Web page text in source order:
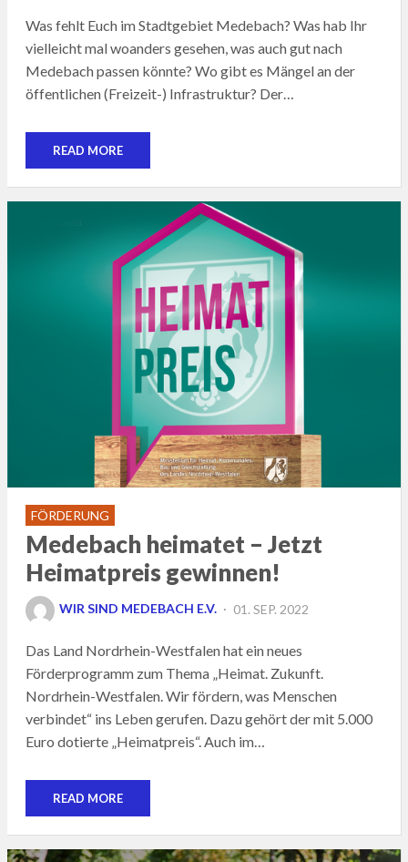
Was fehlt Euch im Stadtgebiet Medebach? Was hab Ihr
vielleicht mal woanders gesehen, was auch gut nach
Medebach passen könnte? Wo gibt es Mängel an der
öffentlichen (Freizeit-) Infrastruktur? Der…
READ MORE
FÖRDERUNG
Medebach heimatet – Jetzt
Heimatpreis gewinnen!
WIR SIND MEDEBACH E.V.
POSTED
01. SEP. 2022
Das Land Nordrhein-Westfalen hat ein neues
Förderprogramm zum Thema „Heimat. Zukunft.
Nordrhein-Westfalen. Wir fördern, was Menschen
verbindet“ ins Leben gerufen. Dazu gehört der mit 5.000
Euro dotierte „Heimatpreis“. Auch im…
READ MORE